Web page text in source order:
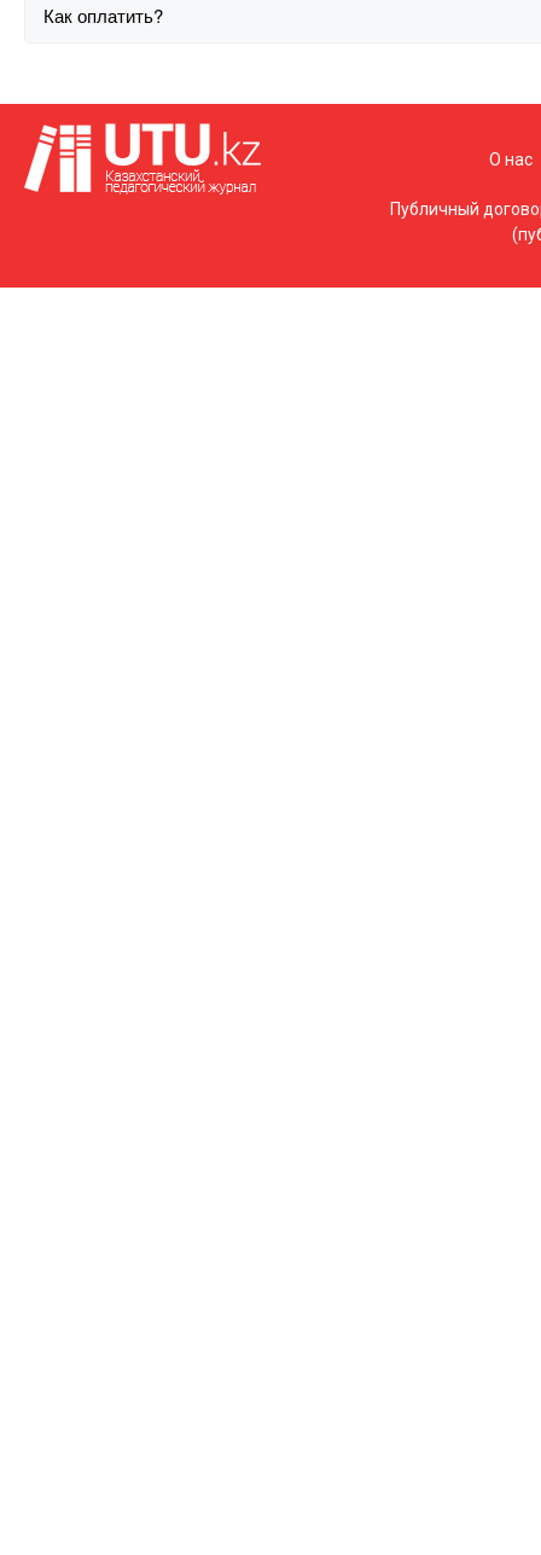
Как оплатить?
О нас
Публичный